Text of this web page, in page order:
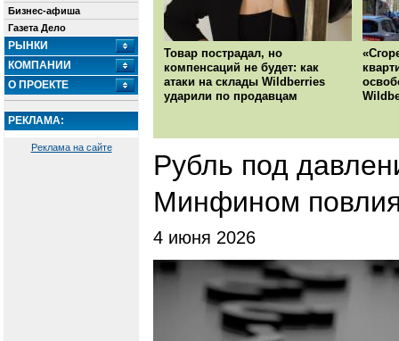
Бизнес-афиша
Газета Дело
РЫНКИ
КОМПАНИИ
О ПРОЕКТЕ
РЕКЛАМА:
Реклама на сайте
Товар пострадал, но
компенсаций не будет: как
атаки на склады Wildberries
ударили по продавцам
Рубль под
Минфином
4 июня 2026